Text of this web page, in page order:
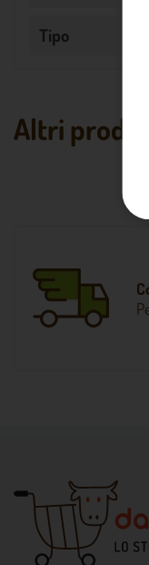
Tipo
Altri